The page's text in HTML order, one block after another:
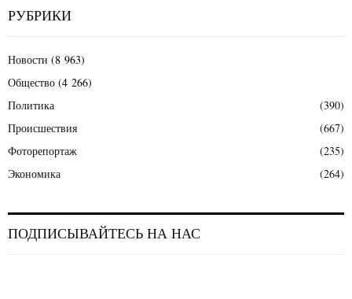
РУБРИКИ
Новости (8 963)
Общество (4 266)
Политика
(390)
Происшествия
(667)
Фоторепортаж
(235)
Экономика
(264)
ПОДПИСЫВАЙТЕСЬ НА НАС